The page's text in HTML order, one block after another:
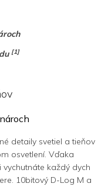
[1]
detaily svetiel a tieňov
osvetlení. Vďaka
každý dych
10bitový D-Log M a